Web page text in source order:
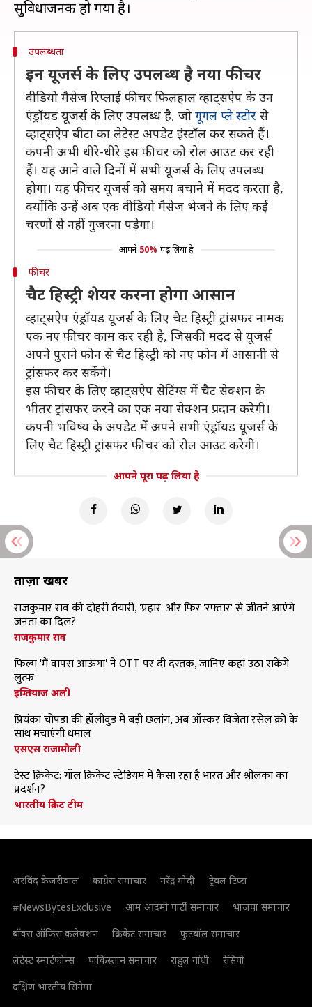
उपलब्धता
इन यूजर्स के लिए उपलब्ध है नया फीचर
वीडियो मैसेज रिप्लाई फीचर फिलहाल व्हाट्सऐप के उन
एंड्रॉयड यूजर्स के लिए उपलब्ध है, जो गूगल प्ले स्टोर से
व्हाट्सऐप बीटा का लेटेस्ट अपडेट इंस्टॉल कर सकते हैं।
कंपनी अभी धीरे-धीरे इस फीचर को रोल आउट कर रही
हैं। यह आने वाले दिनों में सभी यूजर्स के लिए उपलब्ध
होगा। यह फीचर यूजर्स को समय बचाने में मदद करता है,
क्योंकि उन्हें अब एक वीडियो मैसेज भेजने के लिए कई
चरणों से नहीं गुजरना पड़ेगा।
आपने 50% पढ़ लिया है
फीचर
चैट हिस्ट्री शेयर करना होगा आसान
व्हाट्सऐप एंड्रॉयड यूजर्स के लिए चैट हिस्ट्री ट्रांसफर नामक
एक नए फीचर काम कर रही है, जिसकी मदद से यूजर्स
अपने पुराने फोन से चैट हिस्ट्री को नए फोन में आसानी से
ट्रांसफर कर सकेंगे।
इस फीचर के लिए व्हाट्सऐप सेटिंग्स में चैट सेक्शन के
भीतर ट्रांसफर करने का एक नया सेक्शन प्रदान करेगी।
कंपनी भविष्य के अपडेट में अपने सभी एंड्रॉयड यूजर्स के
लिए चैट हिस्ट्री ट्रांसफर फीचर को रोल आउट करेगी।
आपने पूरा पढ़ लिया है
ताज़ा खबरें
राजकुमार राव की दोहरी तैयारी, 'प्रहार' और फिर 'रफ्तार' से जीतने आएंगे
जनता का दिल?
राजकुमार राव
फिल्म 'मैं वापस आऊंगा' ने OTT पर दी दस्तक, जानिए कहां उठा सकेंगे
लुत्फ
इम्तियाज अली
प्रियंका चोपड़ा की हॉलीवुड में बड़ी छलांग, अब ऑस्कर विजेता रसेल क्रो के
साथ मचाएंगी धमाल
एसएस राजामौली
टेस्ट क्रिकेट: गॉल क्रिकेट स्टेडियम में कैसा रहा है भारत और श्रीलंका का
प्रदर्शन?
भारतीय क्रिकेट टीम
अरविंद केजरीवाल कांग्रेस समाचार नरेंद्र मोदी
ट्रैवल टिप्स
#NewsBytesExclusive
आम आदमी पार्टी समाचार
भाजपा समाचार
बॉक्स ऑफिस कलेक्शन
क्रिकेट समाचार
फुटबॉल समाचार
लेटेस्ट स्मार्टफोन्स
पाकिस्तान समाचार राहुल गांधी
रेसिपी
दक्षिण भारतीय सिनेमा